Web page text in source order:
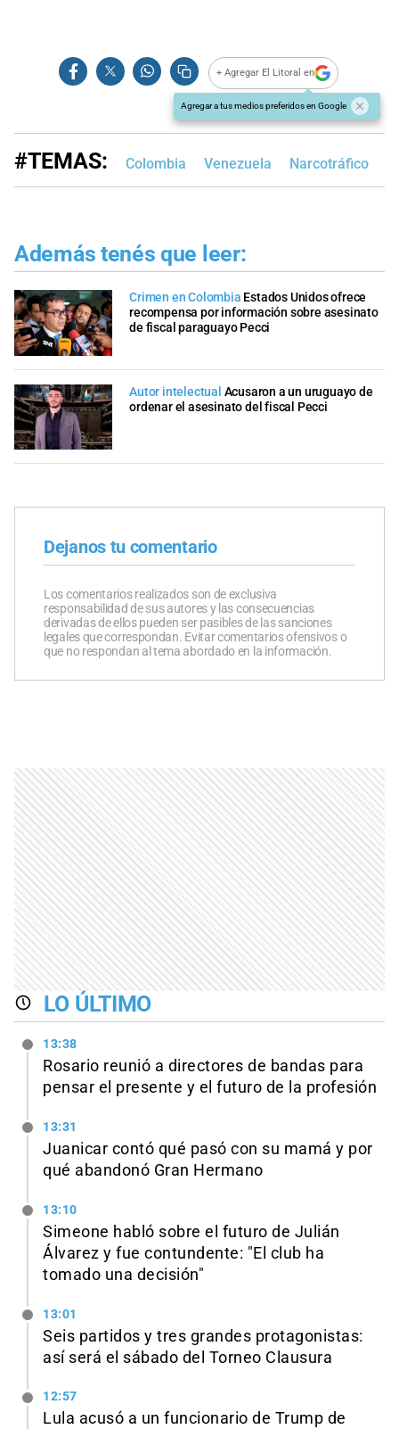
+ Agregar El Litoral en
Agregar a tus medios preferidos en Google
#TEMAS: Colombia Venezuela Narcotráfico
Además tenés que leer:
Crimen en Colombia Estados Unidos ofrece
recompensa por información sobre asesinato
de fiscal paraguayo Pecci
Autor intelectual Acusaron a un uruguayo de
ordenar el asesinato del fiscal Pecci
Dejanos tu comentario
Los comentarios realizados son de exclusiva
responsabilidad de sus autores y las consecuencias
derivadas de ellos pueden ser pasibles de las sanciones
legales que correspondan. Evitar comentarios ofensivos o
que no respondan al tema abordado en la información.
LO ÚLTIMO
13:38
Rosario reunió a directores de bandas para
pensar el presente y el futuro de la profesión
13:31
Juanicar contó qué pasó con su mamá y por
qué abandonó Gran Hermano
13:10
Simeone habló sobre el futuro de Julián
Álvarez y fue contundente: "El club ha
tomado una decisión"
13:01
Seis partidos y tres grandes protagonistas:
así será el sábado del Torneo Clausura
12:57
Lula acusó a un funcionario de Trump de